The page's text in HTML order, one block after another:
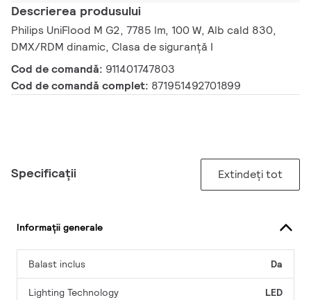
Descrierea produsului
Philips UniFlood M G2, 7785 lm, 100 W, Alb cald 830,
DMX/RDM dinamic, Clasa de siguranță I
Cod de comandă: 911401747803
Cod de comandă complet: 871951492701899
Specificații Extindeți tot
Informații generale
Balast inclus Da
Lighting Technology LED